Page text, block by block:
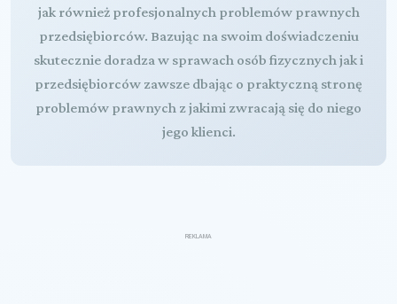
jak również profesjonalnych problemów prawnych
przedsiębiorców. Bazując na swoim doświadczeniu
skutecznie doradza w sprawach osób fizycznych jak i
przedsiębiorców zawsze dbając o praktyczną stronę
problemów prawnych z jakimi zwracają się do niego
jego klienci.
REKLAMA